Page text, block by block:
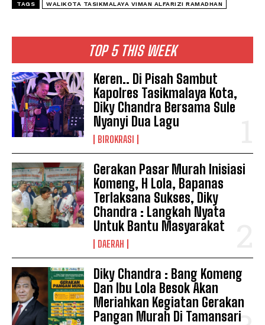
TOP 5 THIS WEEK
Keren.. Di Pisah Sambut
Kapolres Tasikmalaya Kota,
Diky Chandra Bersama Sule
Nyanyi Dua Lagu
BIROKRASI
Gerakan Pasar Murah Inisiasi
Komeng, H Lola, Bapanas
Terlaksana Sukses, Diky
Chandra : Langkah Nyata
Untuk Bantu Masyarakat
DAERAH
Diky Chandra : Bang Komeng
Dan Ibu Lola Besok Akan
Meriahkan Kegiatan Gerakan
Pangan Murah Di Tamansari
TAGS WALIKOTA TASIKMALAYA VIMAN ALFARIZI RAMADHAN